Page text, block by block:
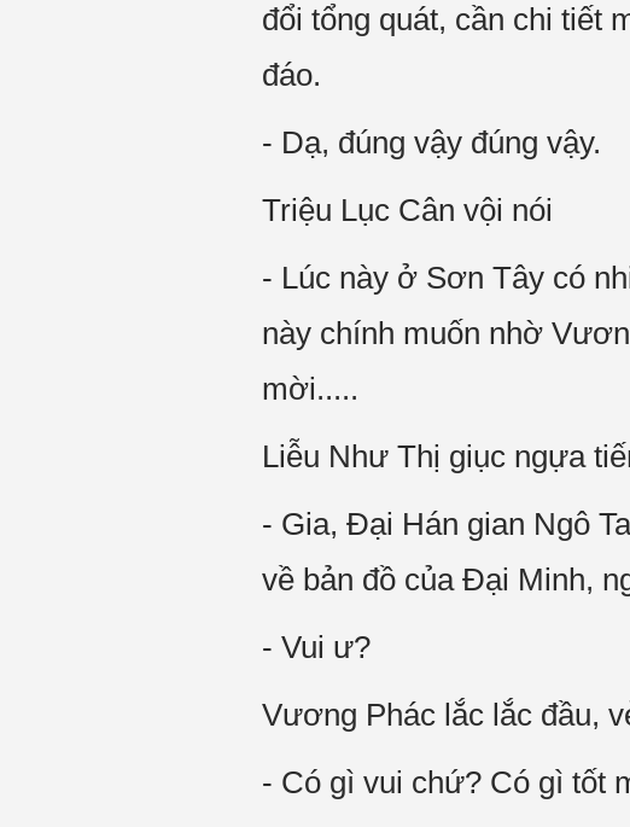
đổi tổng quát, cần chi tiết
đáo.
- Dạ, đúng vậy đúng vậy.
Triệu Lục Cân vội nói
- Lúc này ở Sơn Tây có
này chính muốn nhờ
mời.....
Liễu Như Thị giục ngựa
- Gia, Đại Hán gian Ngô
về bản đồ của Đại Minh,
- Vui ư?
Vương Phác lắc lắc đầu,
- Có gì vui chứ? Có gì tốt